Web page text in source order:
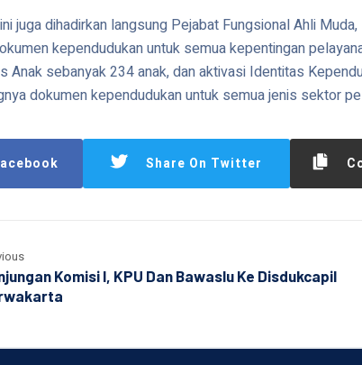
juga dihadirkan langsung Pejabat Fungsional Ahli
kependudukan untuk semua kepentingan
Anak sebanyak 234 anak, dan aktivasi Identitas
dokumen kependudukan untuk semua jenis sektor
Share On Twitter
Komisi I, KPU Dan Bawaslu Ke Disdukcapil